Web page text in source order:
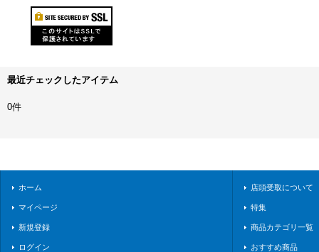
最近チェックしたアイテム
0件
ホーム
マイページ
新規登録
ログイン
店頭受取について
特集
商品カテゴリ一覧
おすすめ商品